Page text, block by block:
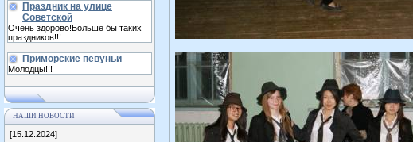
Праздник на улице
Советской
Очень здорово!Больше бы таких
праздников!!!
Приморские певуньи
Молодцы!!!
НАШИ НОВОСТИ
[15.12.2024]